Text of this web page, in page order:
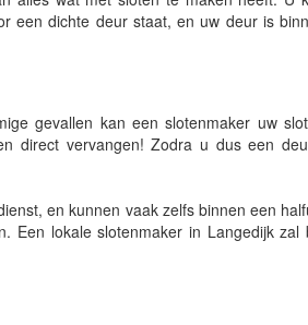
een dichte deur staat, en uw deur is
gevallen kan een slotenmaker uw
direct vervangen! Zodra u dus een
en kunnen vaak zelfs binnen een
Een lokale slotenmaker in Langedijk zal